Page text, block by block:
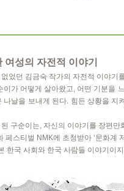
여성의 자전적 이야기
없었던 김금숙 작가의 자전적 이야
가 어떻게 살아왔고, 어떤 기분을
날을 보내게 된다. 힘든 상황을
구순이는, 자신의 이야기를 장편
페스티벌 NMK에 초청받아 ‘문화
한국 사회와 한국 사람들 이야기이